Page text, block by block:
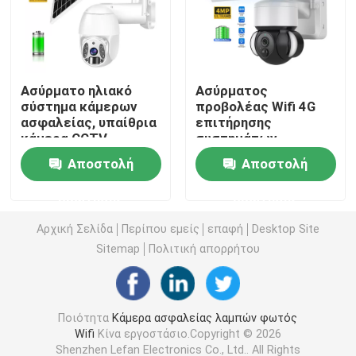
Εσωτερικά εγχώρια κάμερα ασφαλείας
Υπαίθρια αδιάβροχα κάμερα ασφαλείας
4G ηλιακή κάμερα
Ασύρματη κάμερα IP
Έξυπνη ασύρματη κάμερα Wifi
Κάμερα PTZ υπαίθρια
Ασύρματο ηλιακό
σύστημα κάμερων
ασφαλείας, υπαίθρια
κάμερα CCTV
ανίχνευσης κινήσεων
PIR
Αποστολή
Ασύρματος
προβολέας Wifi 4G
επιτήρησης
συστημάτων
κάμερων ασφαλείας
HD 3MP PIRΑποστολή
Αρχική Σελίδα Περίπου εμείς επαφή
Desktop Site
Sitemap
Πολιτική απορρήτου
Ποιότητα Κάμερα ασφαλείας λαμπών φωτός
Wifi Κίνα εργοστάσιο.Copyright © 2026
Shenzhen Lefan Electronics Co., Ltd.. All Rights